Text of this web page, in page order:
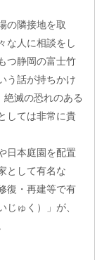
の隣接地を取
な人に相談をし
つ静岡の富士竹
う話が持ちかけ
絶滅の恐れのある
しては非常に貴
日本庭園を配置
として有名な
復・再建等で有
ゅく）」が、